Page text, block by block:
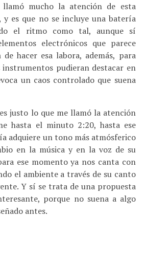
mucho la atención de esta
y es que no se incluye una batería
el ritmo como tal, aunque sí
electrónicos que parece
hacer esa labora, además, para
pudieran destacar en
un caos controlado que suena
justo lo que me llamó la atención
hasta el minuto 2:20, hasta ese
adquiere un tono más atmósferico
en la música y en la voz de su
ese momento ya nos canta con
el ambiente a través de su canto
Y sí se trata de una propuesta
porque no suena a algo
antes.